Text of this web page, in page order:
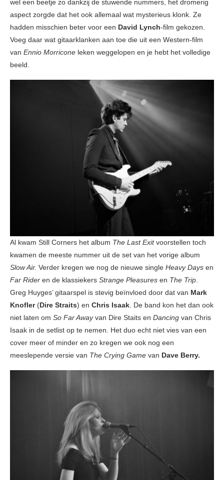
wel een beetje zo dankzij de stuwende nummers, het dromerig
aspect zorgde dat het ook allemaal wat mysterieus klonk. Ze
hadden misschien beter voor een David Lynch-film gekozen.
Voeg daar wat gitaarklanken aan toe die uit een Western-film
van Ennio Morricone leken weggelopen en je hebt het volledige
beeld.
Al kwam Still Corners het album The Last Exitvoorstellen toch
kwamen de meeste nummer uit de set van het vorige album
Slow Air. Verder kregen we nog de nieuwe single Heavy Days en
Far Rider en de klassiekers Strange Pleasures en The Trip.
Greg Huyges’ gitaarspel is stevig beïnvloed door dat van Mark
Knofler(Dire Straits) en Chris Isaak. De band kon het dan ook
niet laten om So Far Awayvan Dire Staits en Dancing van Chris
Isaak in de setlist op te nemen. Het duo echt niet vies van een
cover meer of minder en zo kregen we ook nog een
meeslepende versie van The Crying Game van Dave Berry.